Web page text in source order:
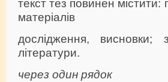
текст тез повинен
матеріалів
дослідження,
літератури.
через один рядок